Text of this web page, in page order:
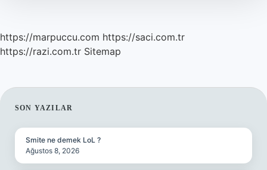
https://marpuccu.com https://saci.com.tr
https://razi.com.tr Sitemap
SIDEBAR
SON YAZILAR
Smite ne demek LoL ?
Ağustos 8, 2026